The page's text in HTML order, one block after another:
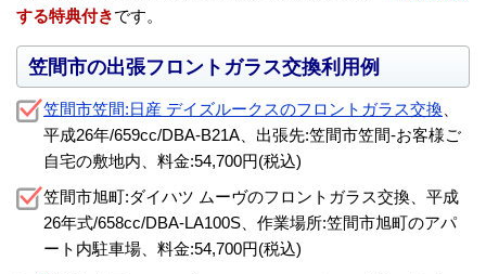
する特典付きです。
笠間市の出張フロントガラス交換利用例
笠間市笠間:日産 デイズルークスのフロントガラス交換
平成26年/659cc/DBA-B21A、出張先:笠間市笠間-お客様ご
自宅の敷地内、料金:54,700円(税込)
笠間市旭町:ダイハツ ムーヴのフロントガラス交換、平成
26年式/658cc/DBA-LA100S、作業場所:笠間市旭町のアパ
ート内駐車場、料金:54,700円(税込)